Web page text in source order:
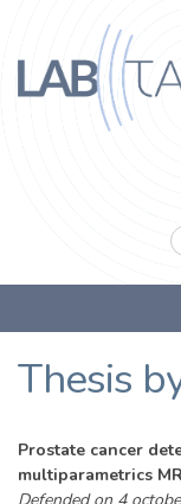
Skip to main content
Thesis
Prostate cancer
multiparametrics